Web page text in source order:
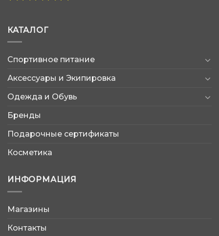
КАТАЛОГ
Спортивное питание
Аксессуары и Экипировка
Одежда и Обувь
Бренды
Подарочные сертификаты
Косметика
ИНФОРМАЦИЯ
Магазины
Контакты